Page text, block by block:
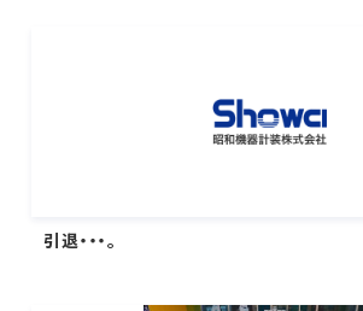
引退・・・。